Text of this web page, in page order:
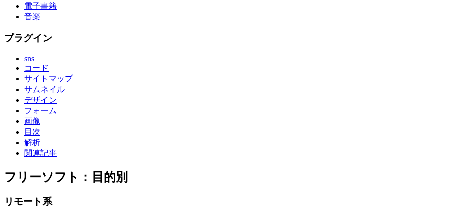
電子書籍
音楽
プラグイン
sns
コード
サイトマップ
サムネイル
デザイン
フォーム
画像
目次
解析
関連記事
フリーソフト：目的別
リモート系